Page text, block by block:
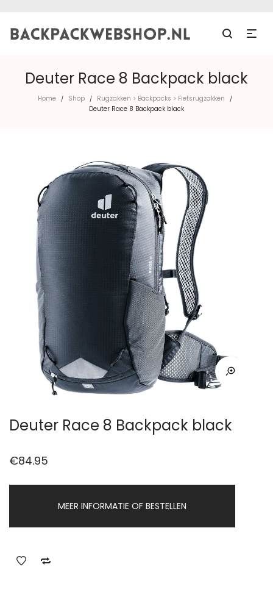
Deuter Race 8 Backpack black
Home / Shop / Rugzakken > Backpacks > Fietsrugzakken /
Deuter Race 8 Backpack black
Deuter Race 8 Backpack black
€84.95
MEER INFORMATIE OF BESTELLEN